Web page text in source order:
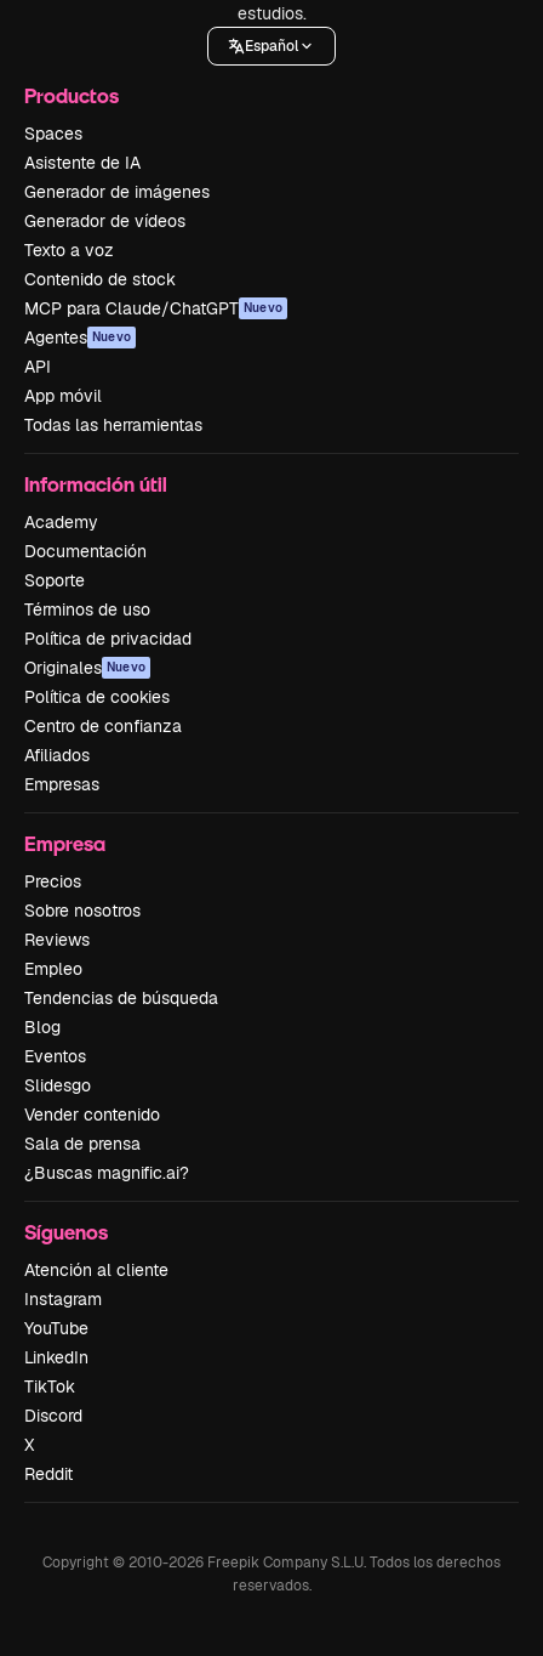
estudios.
Español
Productos
Spaces
Asistente de IA
Generador de imágenes
Generador de vídeos
Texto a voz
Contenido de stock
MCP para Claude/ChatGPT Nuevo
Agentes Nuevo
API
App móvil
Todas las herramientas
Información útil
Academy
Documentación
Soporte
Términos de uso
Política de privacidad
Originales Nuevo
Política de cookies
Centro de confianza
Afiliados
Empresas
Empresa
Precios
Sobre nosotros
Reviews
Empleo
Tendencias de búsqueda
Blog
Eventos
Slidesgo
Vender contenido
Sala de prensa
¿Buscas magnific.ai?
Síguenos
Atención al cliente
Instagram
YouTube
LinkedIn
TikTok
Discord
X
Reddit
Copyright © 2010-2026 Freepik Company S.L.U.Todos los derechos
reservados.